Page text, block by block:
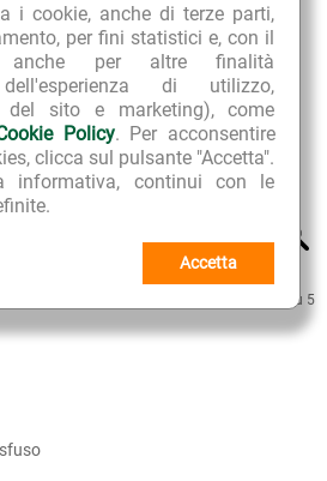
i cookie, anche di terze parti,
per fini statistici e, con il
anche per altre finalità
di utilizzo,
del sito e marketing), come
Policy. Per acconsentire
clicca sul pulsante "Accetta".
informativa, continui con le
Accetta
5 su 5